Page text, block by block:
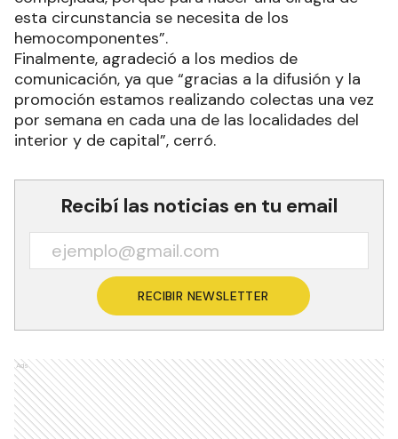
esta circunstancia se necesita de los
hemocomponentes”.
Finalmente, agradeció a los medios de
comunicación, ya que “gracias a la difusión y la
promoción estamos realizando colectas una vez
por semana en cada una de las localidades del
interior y de capital”, cerró.
Recibí las noticias en tu email
RECIBIR NEWSLETTER
Ads